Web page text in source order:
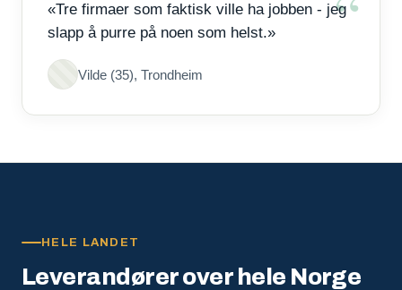
«Tre firmaer som faktisk ville ha jobben - jeg
slapp å purre på noen som helst.»
Vilde (35), Trondheim
HELE LANDET
Leverandører over hele Norge